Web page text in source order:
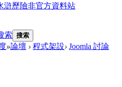
滸歷險非官方資料站
索 搜索
»論壇 › 程式架設› Joomla 討論